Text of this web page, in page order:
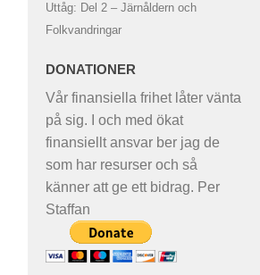
Uttåg: Del 2 – Järnåldern och
Folkvandringar
DONATIONER
Vår finansiella frihet låter vänta
på sig. I och med ökat
finansiellt ansvar ber jag de
som har resurser och så
känner att ge ett bidrag. Per
Staffan